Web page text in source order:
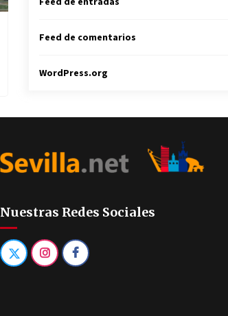
Feed de comentarios
WordPress.org
Nuestras Redes Sociales